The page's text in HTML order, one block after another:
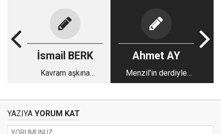
İsmail BERK
Kavram aşkına
Ahmet AY
Menzil'in derdiyle
eteklerin zil çalmasın!
YAZIYA YORUM KAT